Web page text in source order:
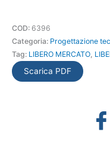
modellazione
di
superfici
quantità
COD: 6396
Categoria: Progettazione
Tag: LIBERO MERCATO,
Scarica PDF